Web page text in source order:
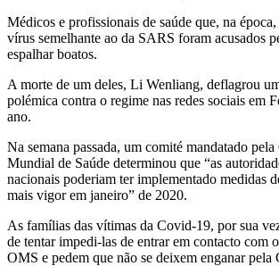
Médicos e profissionais de saúde que, na
vírus semelhante ao da SARS foram acusados
espalhar boatos.
A morte de um deles, Li Wenliang, deflagrou
polémica contra o regime nas redes sociais em
ano.
Na semana passada, um comité mandatado
Mundial de Saúde determinou que “as
nacionais poderiam ter implementado medidas
mais vigor em janeiro” de 2020.
As famílias das vítimas da Covid-19, por sua
de tentar impedi-las de entrar em contacto com
OMS e pedem que não se deixem enganar pela